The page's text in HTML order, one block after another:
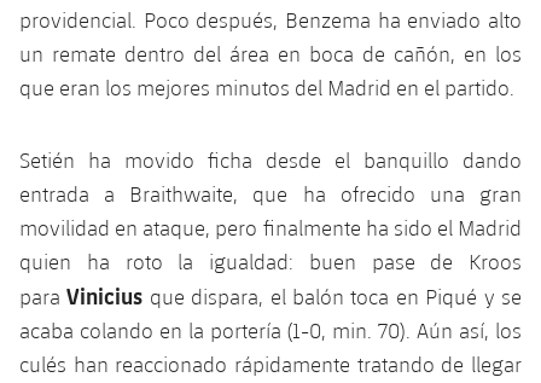
Clasificaciones
Resultados
Clasificaciones
Hockey Hierba Femenino
Plantilla
Agenda
Rugby
plusicon
más
Jugadores
Calendario
Resultados
Clasificaciones
Voleibol masculino
Voleibol femenino
Apúntate a las amateurs
plusicon
más
Apúntate a las amateurs
Carnet de las Secciones Amateurs
PLUSICON
MÁS
League of Legends
VALORANT Rising
providencial. Poco después, Benzema ha enviado alto
un remate dentro del área en boca de cañón, en los
que eran los mejores minutos del Madrid en el partido.
Setién ha movido ficha desde el banquillo dando
entrada a Braithwaite, que ha ofrecido una gran
movilidad en ataque, pero finalmente ha sido el Madrid
quien ha roto la igualdad: buen pase de Kroos
paraVinicius que dispara, el balón toca en Piqué y se
acaba colando en la portería (1-0, min. 70). Aún así, los
culés han reaccionado rápidamente tratando de llegar